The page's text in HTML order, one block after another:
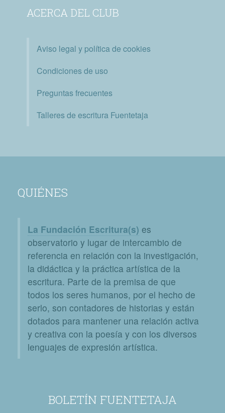
ACERCA DEL CLUB
Aviso legal y política de cookies
Condiciones de uso
Preguntas frecuentes
Talleres de escritura Fuentetaja
QUIÉNES
La Fundación Escritura(s) es
observatorio y lugar de intercambio de
referencia en relación con la investigación,
la didáctica y la práctica artística de la
escritura. Parte de la premisa de que
todos los seres humanos, por el hecho de
serlo, son contadores de historias y están
dotados para mantener una relación activa
y creativa con la poesía y con los diversos
lenguajes de expresión artística.
BOLETÍN FUENTETAJA